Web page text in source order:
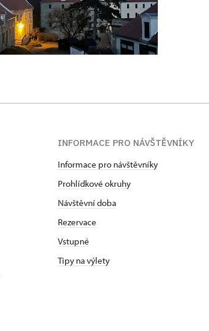
INFORMACE PRO NÁVŠTĚVNÍKY
Informace pro návštěvníky
Prohlídkové okruhy
Návštěvní doba
Rezervace
Vstupné
Tipy na výlety